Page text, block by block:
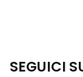
SEGUICI